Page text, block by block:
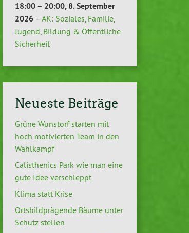
18:00 – 20:00,8. September
2026– AK: Soziales, Familie,
Jugend, Bildung & Öffentliche
Sicherheit
Neueste Beiträge
Grüne Wunstorf starten mit
hoch motivierten Team in den
Wahlkampf
Calisthenics Park wie man eine
gute Idee verschleppt
Klima statt Krise
Ortsbildprägende Bäume unter
Schutz stellen